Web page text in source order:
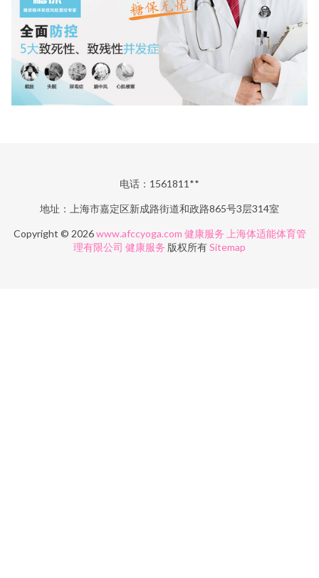
电话：1561811**
地址：上海市嘉定区新成路街道和政路865号3层314室
Copyright © 2026www.afccyoga.com 健康服务 上海体适能体育管
理有限公司 健康服务 版权所有Sitemap